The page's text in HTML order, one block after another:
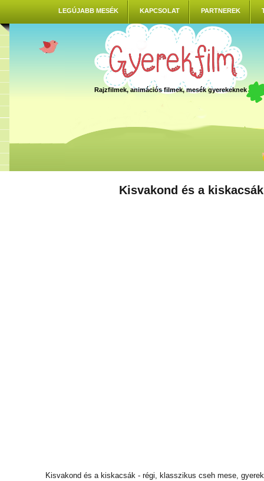
LEGÚJABB MESÉK KAPCSOLAT PARTNEREK
Rajzfilmek, animációs filmek, mesék gyerekeknek
Kisvakond és a kiskacsák
Kisvakond és a kiskacsák - régi, klasszikus cseh mese,